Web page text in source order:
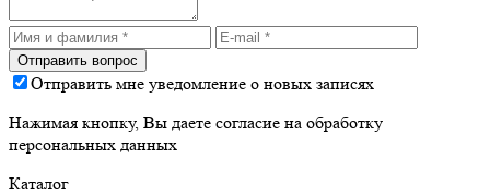
Отправить мне уведомление о новых записях
Нажимая кнопку, Вы даете согласие на обработку
персональных данных
Каталог